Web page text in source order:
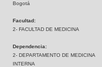
Bogotá
Facultad:
2- FACULTAD DE MEDICINA
Dependencia:
2- DEPARTAMENTO DE MEDICINA
INTERNA